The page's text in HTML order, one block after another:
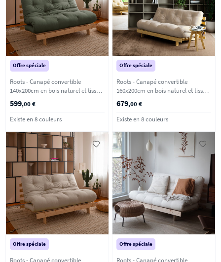
Offre spéciale
Roots - Canapé convertible
140x200cm en bois naturel et tissu -
Vert olive
599,00 €
Existe en 8 couleurs
Offre spéciale
Roots - Canapé convertible
160x200cm en bois naturel et tissu -
Beige
679,00 €
Existe en 8 couleurs
Offre spéciale Offre spéciale